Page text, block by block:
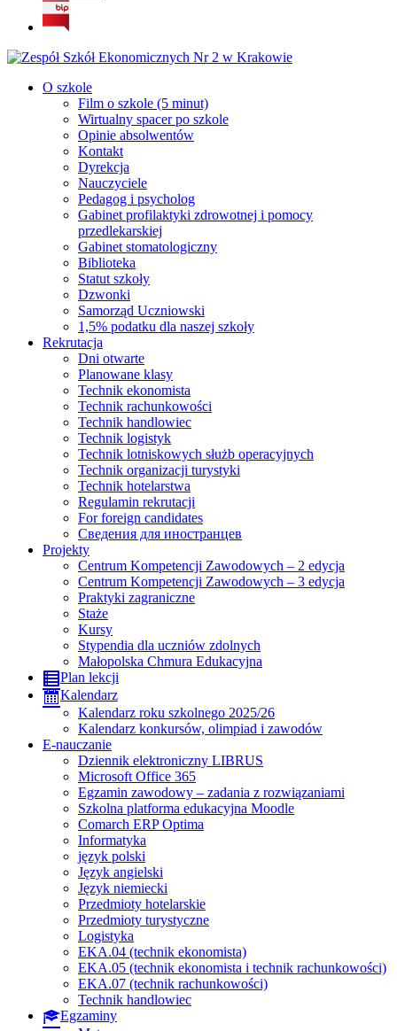
O szkole
Film o szkole (5 minut)
Wirtualny spacer po szkole
Opinie absolwentów
Kontakt
Dyrekcja
Nauczyciele
Pedagog i psycholog
Gabinet profilaktyki zdrowotnej i pomocy
przedlekarskiej
Gabinet stomatologiczny
Biblioteka
Statut szkoły
Dzwonki
Samorząd Uczniowski
1,5% podatku dla naszej szkoły
Rekrutacja
Dni otwarte
Planowane klasy
Technik ekonomista
Technik rachunkowości
Technik handlowiec
Technik logistyk
Technik lotniskowych służb operacyjnych
Technik organizacji turystyki
Technik hotelarstwa
Regulamin rekrutacji
For foreign candidates
Сведения для иностранцев
Projekty
Centrum Kompetencji Zawodowych – 2 edycja
Centrum Kompetencji Zawodowych – 3 edycja
Praktyki zagraniczne
Staże
Kursy
Stypendia dla uczniów zdolnych
Małopolska Chmura Edukacyjna
Plan lekcji
Kalendarz
Kalendarz roku szkolnego 2025/26
Kalendarz konkursów, olimpiad i zawodów
E-nauczanie
Dziennik elektroniczny LIBRUS
Microsoft Office 365
Egzamin zawodowy – zadania z rozwiązaniami
Szkolna platforma edukacyjna Moodle
Comarch ERP Optima
Informatyka
język polski
Język angielski
Język niemiecki
Przedmioty hotelarskie
Przedmioty turystyczne
Logistyka
EKA.04 (technik ekonomista)
EKA.05 (technik ekonomista i technik rachunkowości)
EKA.07 (technik rachunkowości)
Technik handlowiec
Egzaminy